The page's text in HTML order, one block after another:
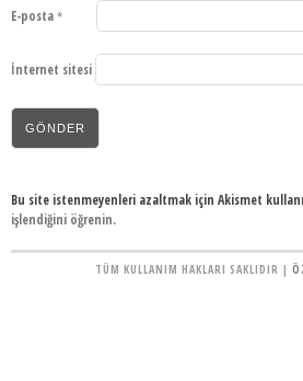
E-posta *
İnternet sitesi
Bu site istenmeyenleri azaltmak için Akismet
işlendiğini öğrenin.
TÜM KULLANIM HAKLARI SAKLIDIR |